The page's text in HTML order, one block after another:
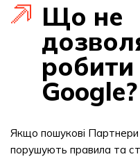
Що не
Google?
Якщо пошукові Партнери
порушують правила та